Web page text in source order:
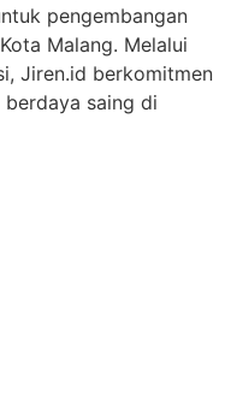
pengembangan
Malang. Melalui
Jiren.id berkomitmen
saing di